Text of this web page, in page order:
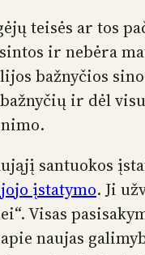
teisės ar tos
ir nebėra
bažnyčios
ir dėl
santuokos
įstatymo. Ji
Visas
naujas